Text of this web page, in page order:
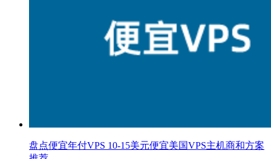
盘点便宜年付VPS 10-15美元便宜美国VPS主机商和方案